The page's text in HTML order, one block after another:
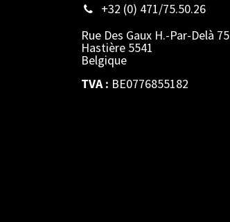
+32 (0) 471/75.50.26
Rue Des Gaux H.-Par-Delà 75
Hastière 5541
Belgique
TVA : BE0776855182